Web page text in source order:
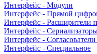
Интерфейс - Модули
Интерфейс - Прямой
Интерфейс - Расширители
Интерфейс -
Интерфейс - Согласователи
Интерфейс - Специальное